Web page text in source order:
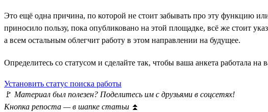
Это ещё одна причина, по которой не стоит забывать про эту функцию
приносило пользу, пока опубликовано на этой площадке, всё же стоит
а всем остальным облегчит работу в этом направлении на будущее.
Определитесь со статусом и сделайте так, чтобы ваша анкета работала на
Установить статус поиска работы
🚩 Материал был полезен? Поделитесь им с друзьями в соцсетях!
Кнопка репоста — в шапке статьи ⏫